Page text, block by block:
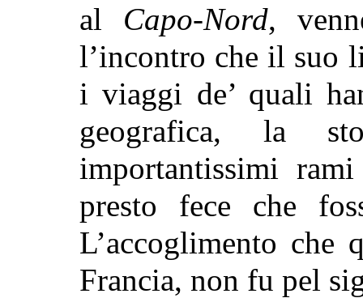
al Capo-Nord,
l’incontro che il suo
i viaggi de’ quali
geografica, la
importantissimi
presto fece che
L’accoglimento che
Francia, non fu pel